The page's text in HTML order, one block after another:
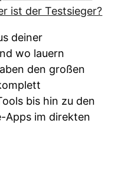
deiner
wo lauern
den großen
bis hin zu den
Apps im direkten